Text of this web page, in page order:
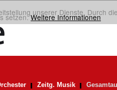
unserer Dienste. Durch
setzen.Weitere Informationen
Zeitg. Musik